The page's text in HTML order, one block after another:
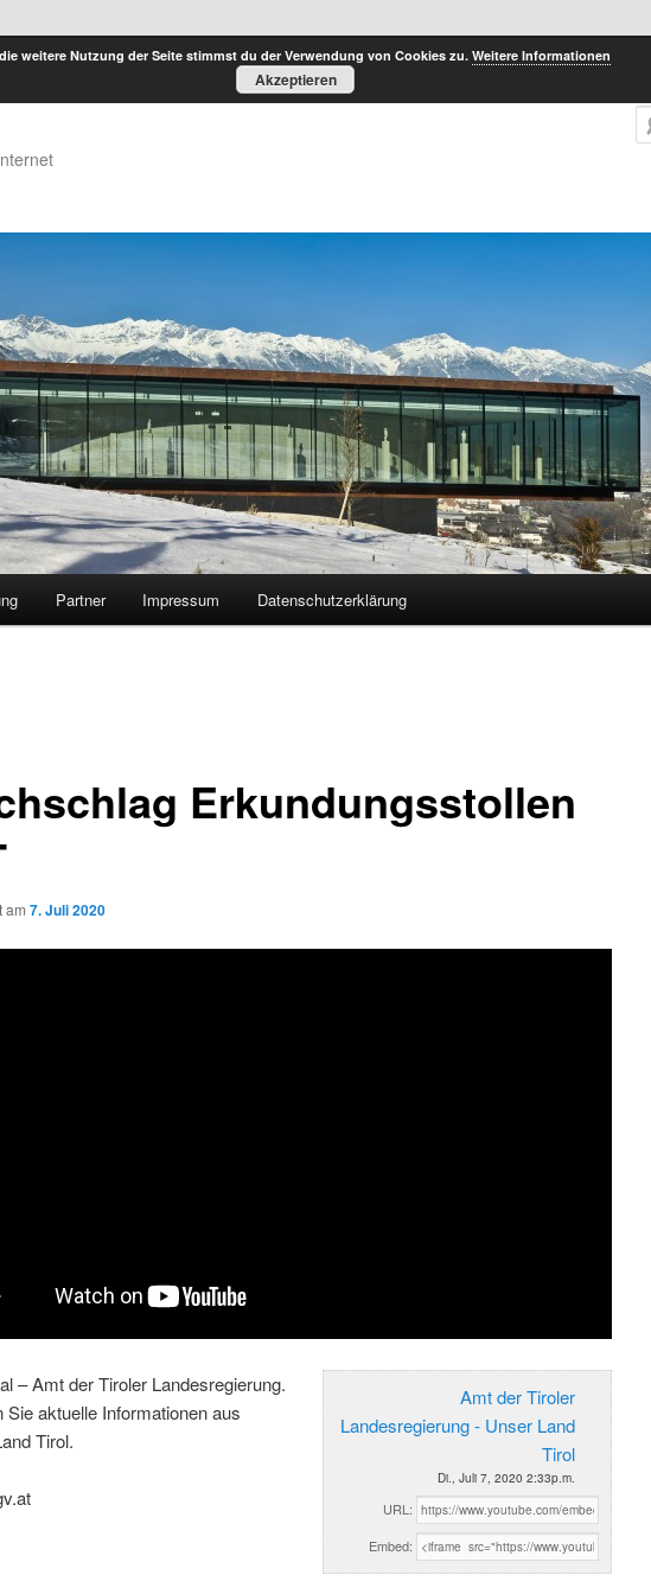
Partner Impressum Datenschutzerklärung
Erkundungsstollen
am 7. Juli 2020
Amt der Tiroler
Landesregierung - Unser Land
Tirol
Di., Juli 7, 2020 2:33p.m.
URL:
Embed:
– Amt der Tiroler Landesregierung.
Sie aktuelle Informationen aus
Tirol.
weitere Nutzung der Seite stimmst du der Verwendung von Cookies zu. Weitere Informationen
Akzeptieren